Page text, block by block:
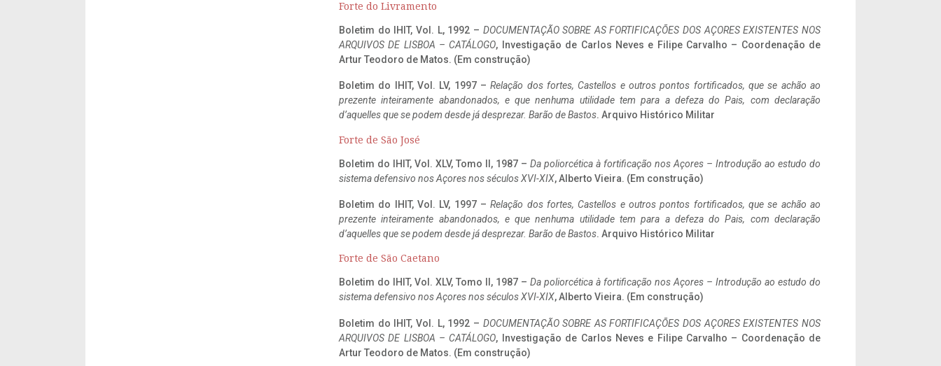
Forte do Livramento
Boletim do IHIT, Vol. L, 1992 – DOCUMENTAÇÃO SOBRE AS FORTIFICAÇÕES DOS AÇORES EXISTENTES NOS
ARQUIVOS DE LISBOA – CATÁLOGO, Investigação de Carlos Neves e Filipe Carvalho – Coordenação de
Artur Teodoro de Matos. (Em construção)
Boletim do IHIT, Vol. LV, 1997 –Relação dos fortes, Castellos e outros pontos fortificados, que se achão ao
prezente inteiramente abandonados, e que nenhuma utilidade tem para a defeza do Pais, com declaração
d’aquelles que se podem desde já desprezar. Barão de Bastos. Arquivo Histórico Militar
Forte de São José
Boletim do IHIT, Vol. XLV, Tomo II, 1987 – Da poliorcética à fortificação nos Açores – Introdução ao estudo do
sistema defensivo nos Açores nos séculos XVI-XIX, Alberto Vieira. (Em construção)
Boletim do IHIT, Vol. LV, 1997 –Relação dos fortes, Castellos e outros pontos fortificados, que se achão ao
prezente inteiramente abandonados, e que nenhuma utilidade tem para a defeza do Pais, com declaração
d’aquelles que se podem desde já desprezar. Barão de Bastos. Arquivo Histórico Militar
Forte de São Caetano
Boletim do IHIT, Vol. XLV, Tomo II, 1987 – Da poliorcética à fortificação nos Açores – Introdução ao estudo do
sistema defensivo nos Açores nos séculos XVI-XIX, Alberto Vieira. (Em construção)
Boletim do IHIT, Vol. L, 1992 – DOCUMENTAÇÃO SOBRE AS FORTIFICAÇÕES DOS AÇORES EXISTENTES NOS
ARQUIVOS DE LISBOA – CATÁLOGO, Investigação de Carlos Neves e Filipe Carvalho – Coordenação de
Artur Teodoro de Matos. (Em construção)